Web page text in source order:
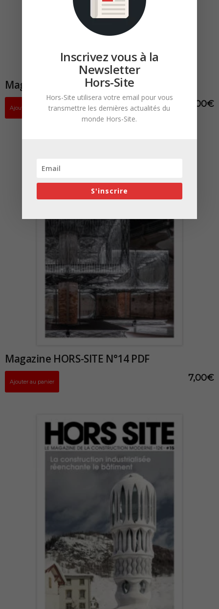
Magazine HORS-SITE N°14 Papier & PDF
12,00€
Ajouter au panier
Magazine HORS-SITE N°14 PDF
7,00€
Ajouter au panier
Inscrivez vous à la
Newsletter
Hors-Site
Hors-Site utilisera votre email pour vous
transmettre les dernières actualités du
monde Hors-Site.
S'inscrire